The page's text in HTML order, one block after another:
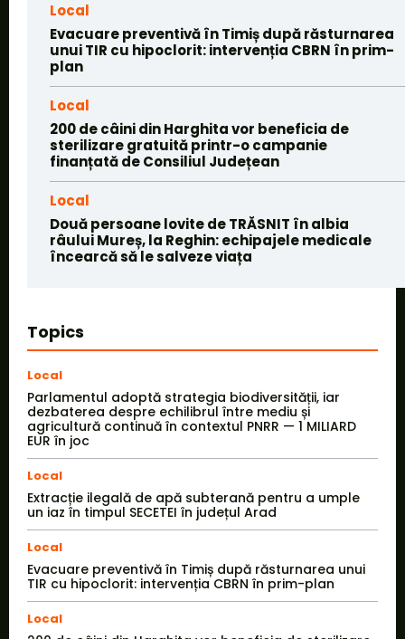
Local
Evacuare preventivă în Timiș după răsturnarea
unui TIR cu hipoclorit: intervenția CBRN în prim-
plan
Local
200 de câini din Harghita vor beneficia de
sterilizare gratuită printr-o campanie
finanțată de Consiliul Județean
Local
Două persoane lovite de TRĂSNIT în albia
râului Mureș, la Reghin: echipajele medicale
încearcă să le salveze viața
Topics
Local
Parlamentul adoptă strategia biodiversității, iar
dezbaterea despre echilibrul între mediu și
agricultură continuă în contextul PNRR — 1 MILIARD
EUR în joc
Local
Extracție ilegală de apă subterană pentru a umple
un iaz în timpul SECETEI în județul Arad
Local
Evacuare preventivă în Timiș după răsturnarea unui
TIR cu hipoclorit: intervenția CBRN în prim-plan
Local